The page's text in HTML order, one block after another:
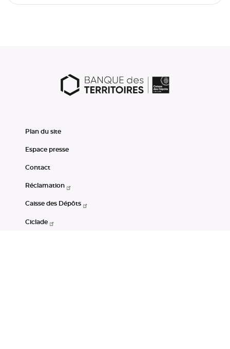
Plan du site
Espace presse
Contact
Réclamation
Caisse des Dépôts
Ciclade